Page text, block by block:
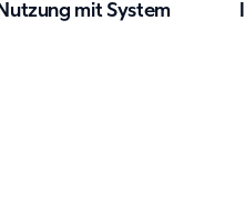
mit System